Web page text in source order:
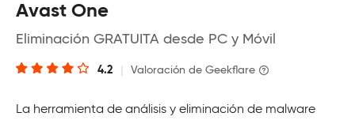
Avast One
Eliminación GRATUITA desde PC y Móvil
4.2 Valoración de Geekflare
La herramienta de análisis y eliminación de malware